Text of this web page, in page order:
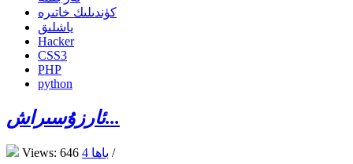
كۈندىلىك خاتىرە
ياشلىق
Hacker
CSS3
PHP
python
ئارزۇسىراش...
Views: 646 4 باھا /